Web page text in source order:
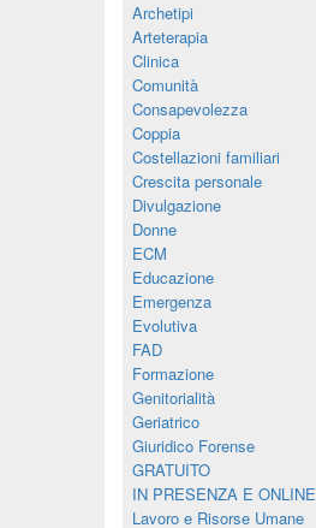
Archetipi
Arteterapia
Clinica
Comunità
Consapevolezza
Coppia
Costellazioni familiari
Crescita personale
Divulgazione
Donne
ECM
Educazione
Emergenza
Evolutiva
FAD
Formazione
Genitorialità
Geriatrico
Giuridico Forense
GRATUITO
IN PRESENZA E ONLINE
Lavoro e Risorse Umane